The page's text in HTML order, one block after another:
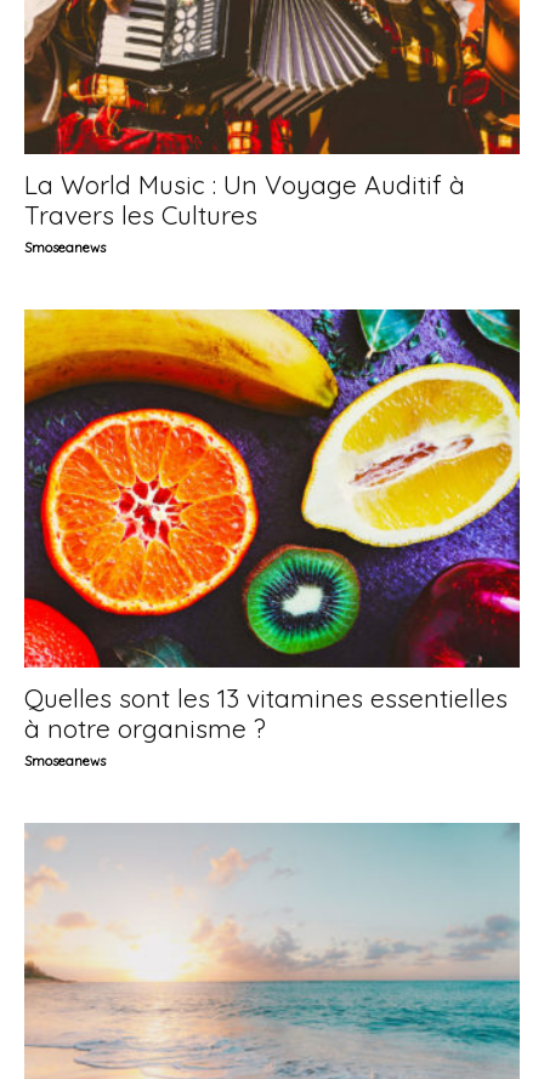
La World Music : Un Voyage Auditif à
Travers les Cultures
Smoseanews
Quelles sont les 13 vitamines essentielles
à notre organisme ?
Smoseanews